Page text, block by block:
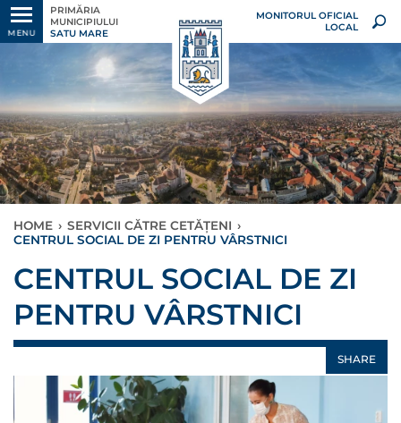
MENU
PRIMĂRIA
MUNICIPIULUI
SATU MARE
MONITORUL OFICIAL
LOCAL
HOME › SERVICII CĂTRE CETĂȚENI ›
CENTRUL SOCIAL DE ZI PENTRU VÂRSTNICI
CENTRUL SOCIAL DE ZI
PENTRU VÂRSTNICI
SHARE